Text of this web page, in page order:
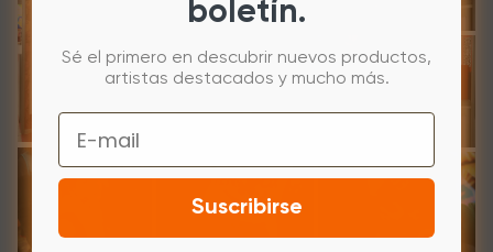
boletín.
Sé el primero en descubrir nuevos productos,
artistas destacados y mucho más.
Email
Suscribirse